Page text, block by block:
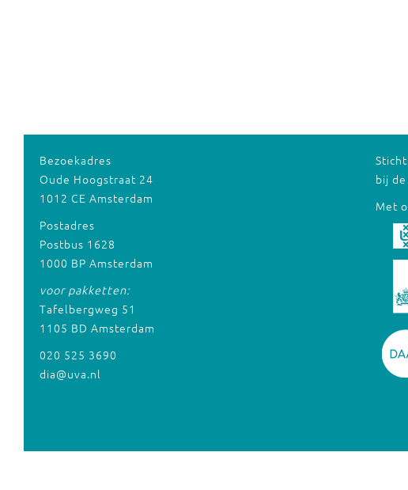
Bezoekadres
Oude Hoogstraat 24
1012 CE Amsterdam
Postadres
Postbus 1628
1000 BP Amsterdam
voor pakketten:
Tafelbergweg 51
1105 BD Amsterdam
020 525 3690
dia@uva.nl
bij
Met